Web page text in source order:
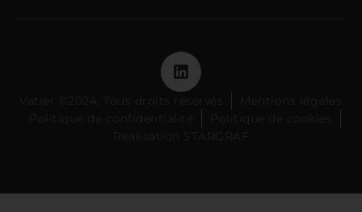
Vatier ©2024, Tous droits réservés
Mentions légales
Politique de confidentialité
Politique de cookies
Réalisation STARGRAF